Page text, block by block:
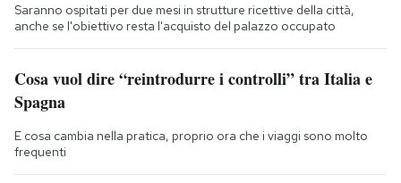
Saranno ospitati per due mesi in strutture ricettive della città,
anche se l'obiettivo resta l'acquisto del palazzo occupato
Cosa vuol dire “reintrodurre i controlli” tra Italia e
Spagna
E cosa cambia nella pratica, proprio ora che i viaggi sono molto
frequenti